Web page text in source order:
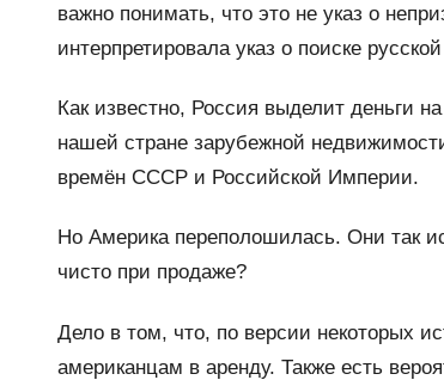
важно понимать, что это не указ о
интерпретировала указ о поиске
Как известно, Россия выделит деньги
нашей стране зарубежной
времён СССР и Российской Империи.
Но Америка переполошилась. Они так
чисто при продаже?
Дело в том, что, по версии некоторых
американцам в аренду. Также есть